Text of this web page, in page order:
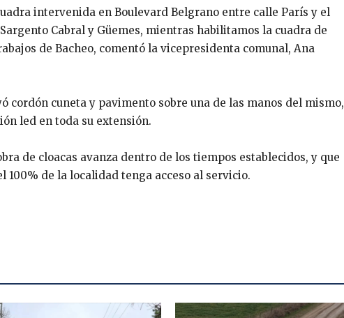
intervenida en Boulevard Belgrano entre calle París y el
Cabral y Güemes, mientras habilitamos la cuadra de
de Bacheo, comentó la vicepresidenta comunal, Ana
cordón cuneta y pavimento sobre una de las manos del mismo,
led en toda su extensión.
de cloacas avanza dentro de los tiempos establecidos, y que
100% de la localidad tenga acceso al servicio.